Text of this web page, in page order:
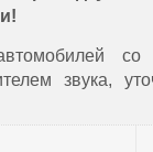
со
звука,